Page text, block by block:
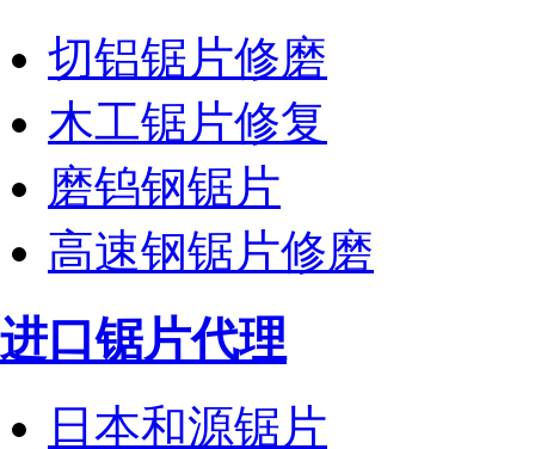
切铝锯片修磨
木工锯片修复
磨钨钢锯片
高速钢锯片修磨
进口锯片代理
日本和源锯片